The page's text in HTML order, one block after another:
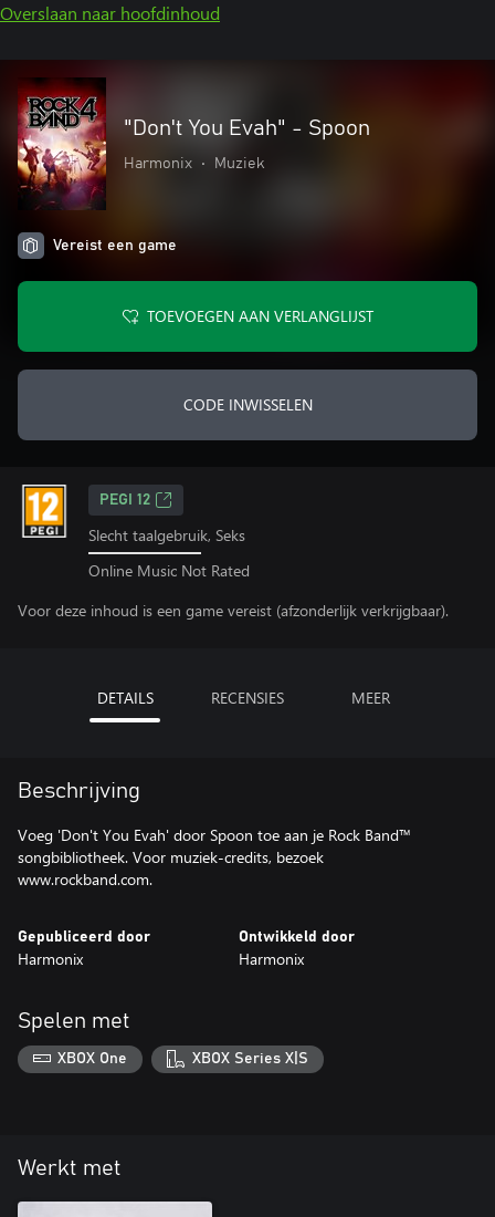
Overslaan naar hoofdinhoud
"Don't You Evah" - Spoon
Harmonix • Muziek
Vereist een game
TOEVOEGEN AAN VERLANGLIJST
CODE INWISSELEN
PEGI 12
Slecht taalgebruik, Seks
Online Music Not Rated
Voor deze inhoud is een game vereist (afzonderlijk verkrijgbaar).
DETAILS RECENSIES MEER
Beschrijving
Voeg 'Don't You Evah' door Spoon toe aan je Rock Band™
songbibliotheek. Voor muziek-credits, bezoek
www.rockband.com.
Gepubliceerd door
Harmonix
Ontwikkeld door
Harmonix
Spelen met
XBOX One XBOX Series X|S
Werkt met